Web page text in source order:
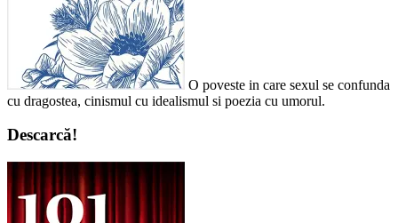
O poveste in care sexul se confunda
cu dragostea, cinismul cu idealismul si poezia cu umorul.
Descarcă!